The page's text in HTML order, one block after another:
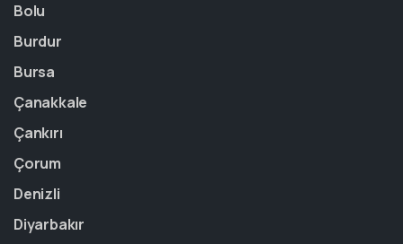
Bolu
Burdur
Bursa
Çanakkale
Çankırı
Çorum
Denizli
Diyarbakır